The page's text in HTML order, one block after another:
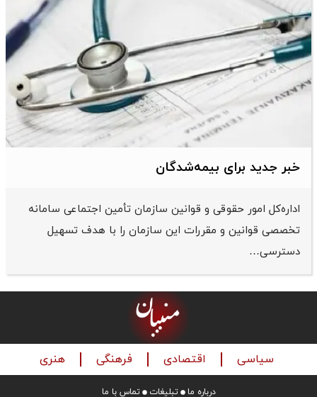
خبر جدید برای بیمه‌شدگان
اداره‌کل امور حقوقی و قوانین سازمان تأمین اجتماعی سامانه
تخصصی قوانین و مقررات این سازمان را با هدف تسهیل
دسترسی…
سیاسی اقتصادی فرهنگی هنری
درباره ما تبلیغات تماس با ما